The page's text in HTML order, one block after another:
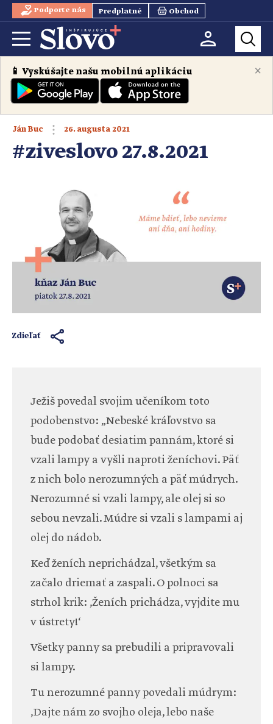
Podporte nás Predplatné Obchod
×
📱 Vyskúšajte našu mobilnú aplikáciu
Ján Buc 26. augusta 2021
#ziveslovo 27.8.2021
Zdieľať
Ježiš povedal svojim učeníkom toto
podobenstvo: „Nebeské kráľovstvo sa
bude podobať desiatim pannám, ktoré si
vzali lampy a vyšli naproti ženíchovi. Päť
z nich bolo nerozumných a päť múdrych.
Nerozumné si vzali lampy, ale olej si so
sebou nevzali. Múdre si vzali s lampami aj
olej do nádob.
Keď ženích neprichádzal, všetkým sa
začalo driemať a zaspali. O polnoci sa
strhol krik: ‚Ženích prichádza, vyjdite mu
v ústrety!‘
Všetky panny sa prebudili a pripravovali
si lampy.
Tu nerozumné panny povedali múdrym:
‚Dajte nám zo svojho oleja, lebo naše